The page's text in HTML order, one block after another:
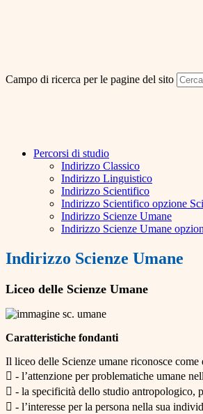
Campo di ricerca per le pagine del sito
Percorsi di studio
Indirizzo Classico
Indirizzo Linguistico
Indirizzo Scientifico
Indirizzo Scientifico opzione
Indirizzo Scienze Umane
Indirizzo Scienze Umane
Indirizzo Scienze Umane
Liceo delle Scienze Umane
Caratteristiche fondanti
Il liceo delle Scienze umane riconosce
 - l’attenzione per problematiche umane
 - la specificità dello studio antropologico,
 - l’interesse per la persona nella sua